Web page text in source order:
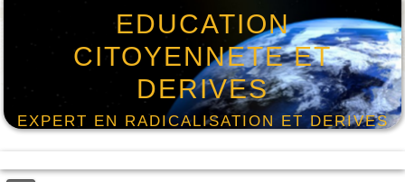
EDUCATION
CITOYENNETE ET
DERIVES
EXPERT EN RADICALISATION ET DERIVES